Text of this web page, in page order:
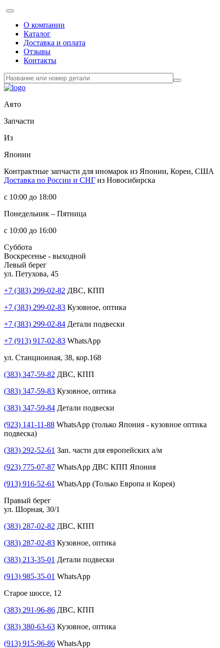
О компании
Каталог
Доставка и оплата
Отзывы
Контакты
Авто
Запчасти
Из
Японии
Контрактные запчасти для иномарок из Японии, Кореи, США
Доставка по России и СНГ из Новосибирска
с 10:00 до 18:00
Понедельник – Пятница
с 10:00 до 16:00
Суббота
Воскресенье - выходной
Левый берег
ул. Петухова, 45
+7 (383) 299-02-82 ДВС, КПП
+7 (383) 299-02-83 Кузовное, оптика
+7 (383) 299-02-84 Детали подвески
+7 (913) 917-02-83 WhatsApp
ул. Станционная, 38, кор.168
(383) 347-59-82 ДВС, КПП
(383) 347-59-83 Кузовное, оптика
(383) 347-59-84 Детали подвески
(923) 141-11-88 WhatsApp (только Япония - кузовное оптика
подвеска)
(383) 292-52-61 Зап. части для европейских а/м
(923) 775-07-87 WhatsApp ДВС КПП Япония
(913) 916-52-61 WhatsApp (Только Европа и Корея)
Правый берег
ул. Шорная, 30/1
(383) 287-02-82 ДВС, КПП
(383) 287-02-83 Кузовное, оптика
(383) 213-35-01 Детали подвески
(913) 985-35-01 WhatsApp
Старое шоссе, 12
(383) 291-96-86 ДВС, КПП
(383) 380-63-63 Кузовное, оптика
(913) 915-96-86 WhatsApp